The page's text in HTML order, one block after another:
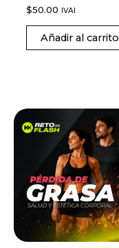
$50.00 IVAI
Añadir al carrito